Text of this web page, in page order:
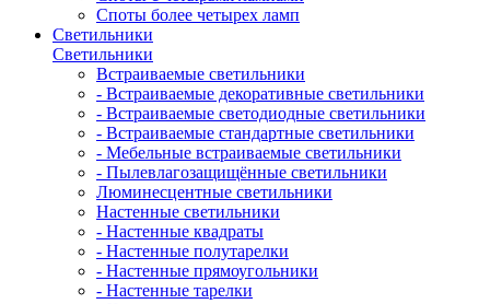
Споты более четырех ламп
Светильники
Светильники
Встраиваемые светильники
- Встраиваемые декоративные светильники
- Встраиваемые светодиодные светильники
- Встраиваемые стандартные светильники
- Мебельные встраиваемые светильники
- Пылевлагозащищённые светильники
Люминесцентные светильники
Настенные светильники
- Настенные квадраты
- Настенные полутарелки
- Настенные прямоугольники
- Настенные тарелки